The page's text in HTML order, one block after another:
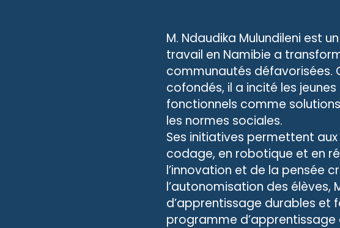
M. Ndaudika Mulundileni est
travail en Namibie a
communautés défavorisées.
cofondés, il a incité les
fonctionnels comme
les normes sociales.
Ses initiatives permettent
codage, en robotique et en
l’innovation et de la pensée
l’autonomisation des élèves,
d’apprentissage durables et
programme